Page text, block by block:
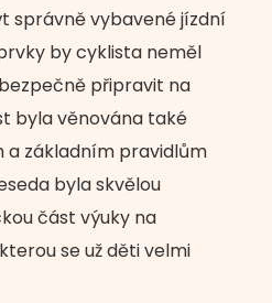
správně vybavené jízdní
by cyklista neměl
připravit na
byla věnována také
základním pravidlům
byla skvělou
část výuky na
se už děti velmi